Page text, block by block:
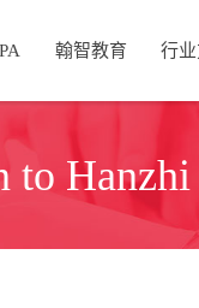
翰智教育 行
to